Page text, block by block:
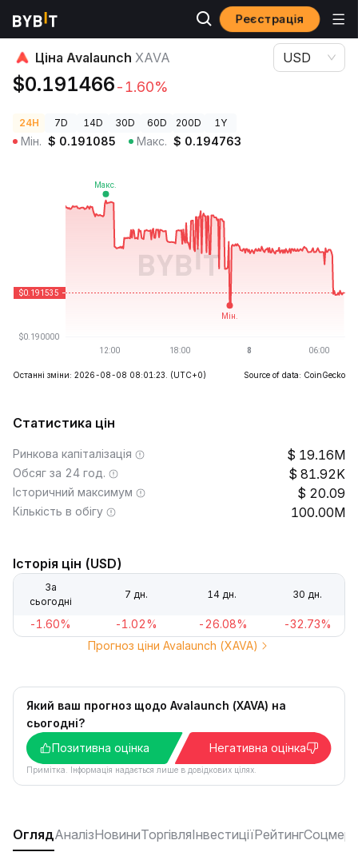
Реєстрація
Ціни криптовалют Ціна Avalaunch XAVA
Ціна Avalaunch XAVA
$0.191466-1.60%
USD
24H 7D 14D 30D 60D 200D 1Y
Мін. $ 0.191085 Макс. $ 0.194763
Останні зміни: 2026-08-08 08:01:23. (UTC+0) Source of data: CoinGecko
Статистика цін
Ринкова капіталізація 19.16M
Обсяг за 24 год. 81.92K
Історичний максимум 20.09
Кількість в обігу 100.00M
Історія цін (USD)
За
сьогодні
7 дн. 14 дн. 30 дн.
-1.60% -1.02% -26.08%
-32.73%
Прогноз ціни Avalaunch (XAVA)
Який ваш прогноз щодо Avalaunch (XAVA) на
сьогодні?
Позитивна оцінка
Негативна оцінка
Примітка. Інформація надається лише в довідкових цілях.
ОглядАналізНовиниТоргівляІнвестиціїРейтинг